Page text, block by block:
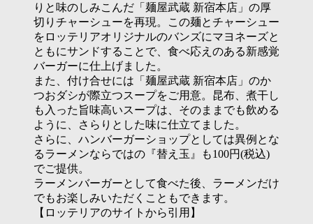
りと味のしみこんだ「麺屋武蔵 新宿本店」の厚
切りチャーシューを再現。この麺とチャーシュー
をロッテリアオリジナルのバンズにマヨネーズと
ともにサンドすることで、食べ応えのある新感覚
バーガーに仕上げました。
また、付け合せには「麺屋武蔵 新宿本店」のか
つおダシが際立つスープをご用意。昆布、煮干し
も入った旨味高いスープは、そのままでも飲める
ように、さらりとした味に仕立てました。
さらに、ハンバーガーショップとしては異例とな
るラーメンならではの『替え玉』も100円(税込)
でご提供。
ラーメンバーガーとして食べた後、ラーメンだけ
でもお楽しみいただくこともできます。
【ロッテリアのサイトから引用】